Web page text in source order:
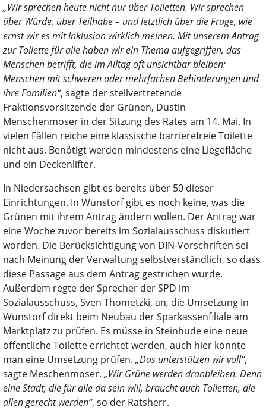
„Wir sprechen heute nicht nur über Toiletten. Wir sprechen
über Würde, über Teilhabe – und letztlich über die Frage, wie
ernst wir es mit Inklusion wirklich meinen. Mit unserem Antrag
zur Toilette für alle haben wir ein Thema aufgegriffen, das
Menschen betrifft, die im Alltag oft unsichtbar bleiben:
Menschen mit schweren oder mehrfachen Behinderungen und
ihre Familien“, sagte der stellvertretende
Fraktionsvorsitzende der Grünen, Dustin
Menschenmoser in der Sitzung des Rates am 14. Mai. In
vielen Fällen reiche eine klassische barrierefreie Toilette
nicht aus. Benötigt werden mindestens eine Liegefläche
und ein Deckenlifter.
In Niedersachsen gibt es bereits über 50 dieser
Einrichtungen. In Wunstorf gibt es noch keine, was die
Grünen mit ihrem Antrag ändern wollen. Der Antrag war
eine Woche zuvor bereits im Sozialausschuss diskutiert
worden. Die Berücksichtigung von DIN-Vorschriften sei
nach Meinung der Verwaltung selbstverständlich, so dass
diese Passage aus dem Antrag gestrichen wurde.
Außerdem regte der Sprecher der SPD im
Sozialausschuss, Sven Thometzki, an, die Umsetzung in
Wunstorf direkt beim Neubau der Sparkassenfiliale am
Marktplatz zu prüfen. Es müsse in Steinhude eine neue
öffentliche Toilette errichtet werden, auch hier könnte
man eine Umsetzung prüfen. „Das unterstützen wir voll“,
sagte Meschenmoser. „Wir Grüne werden dranbleiben. Denn
eine Stadt, die für alle da sein will, braucht auch Toiletten, die
allen gerecht werden“, so der Ratsherr.